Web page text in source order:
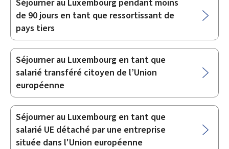
Sous-
rubriques
Séjourner au Luxembourg pendant moins
de 90 jours en tant que ressortissant de
pays tiers
Séjourner au Luxembourg en tant que
salarié transféré citoyen de l’Union
européenne
Séjourner au Luxembourg en tant que
salarié UE détaché par une entreprise
située dans l'Union européenne